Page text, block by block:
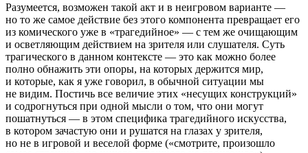
Разумеется, возможен такой акт и в неигровом варианте —
но то же самое действие без этого компонента превращает его
из комического уже в «трагедийное» — с тем же очищающим
и осветляющим действием на зрителя или слушателя. Суть
трагического в данном контексте — это как можно более
полно обнажить эти опоры, на которых держится мир,
и которые, как я уже говорил, в обычной ситуации мы
не видим. Постичь все величие этих «несущих конструкций»
и содрогнуться при одной мысли о том, что они могут
пошатнуться — в этом специфика трагедийного искусства,
в котором зачастую они и рушатся на глазах у зрителя,
но не в игровой и веселой форме («смотрите, произошло